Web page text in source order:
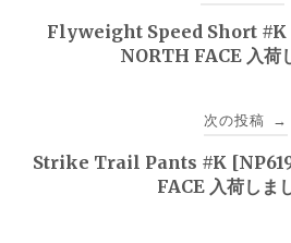
ゲ
Flyweight Speed Short #K
NORTH FACE 入荷
次の投稿 →
Strike Trail Pants #K
FACE 入荷しま